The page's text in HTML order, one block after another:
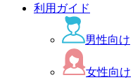
利用ガイド
男性向け
女性向け